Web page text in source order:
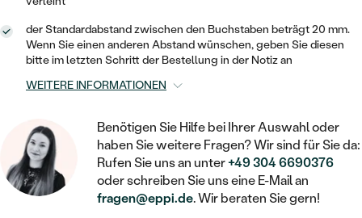
MIT FÜLLUNG
IM SET
GÜNSTIG
LUXURIÖSE
LAB GROWN DIAMANTEN ZUM
EINFASSEN
FARBIGE DIAMANTEN ZUM EINFASSEN
NACH EDELSTEIN
MIT DIAMANT
MIT LAB GROWN DIAMANT
SCHMUCK FÜR KINDER
BROSCHEN
NACH MATERIAL
GOLD
KINDER
PIERCINGS
MIT DIAMANT
MIT EDELSTEIN
MEDAILLON
KETTEN
MIT TIEREN
NACH EDELSTEIN
SIEGELRINGE
PERSONALISIERT
NACH EDELSTEIN
MIT DIAMANT
MIT EDELSTEIN
der Standardabstand zwischen den Buchstaben beträgt 20 mm.
Wenn Sie einen anderen Abstand wünschen, geben Sie diesen
bitte im letzten Schritt der Bestellung in der Notiz an
WEITERE INFORMATIONEN
Benötigen Sie Hilfe bei Ihrer Auswahl oder
haben Sie weitere Fragen? Wir sind für Sie da:
Rufen Sie uns an unter+49 304 6690376
oder schreiben Sie uns eine E-Mail an
fragen@eppi.de. Wir beraten Sie gern!